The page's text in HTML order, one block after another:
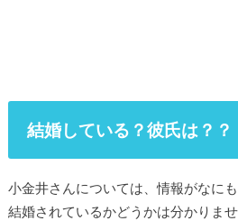
結婚している？彼氏は？？
小金井さんについては、情報がなに
結婚されているかどうかは分かりませ